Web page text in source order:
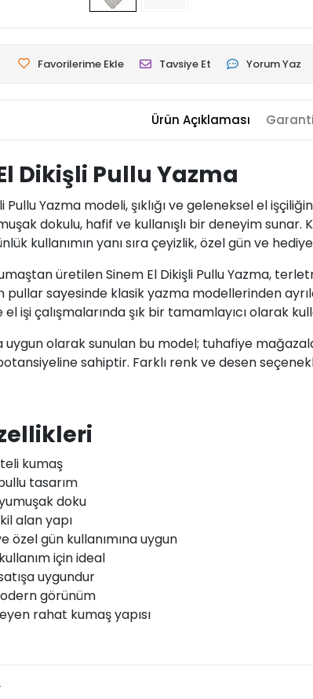
Favorilerime Ekle Tavsiye Et Yorum Yaz
Ürün Açıklaması
Dikişli Pullu Yazma
Pullu Yazma modeli, şıklığı ve geleneksel el
dokulu, hafif ve kullanışlı bir deneyim
kullanımın yanı sıra çeyizlik, özel gün ve
üretilen Sinem El Dikişli Pullu Yazma,
pullar sayesinde klasik yazma modellerinden
el işi çalışmalarında şık bir tamamlayıcı olarak
uygun olarak sunulan bu model; tuhafiye
sahiptir. Farklı renk ve desen
kumaş
tasarım
doku
alan yapı
özel gün kullanımına uygun
için ideal
uygundur
görünüm
rahat kumaş yapısı